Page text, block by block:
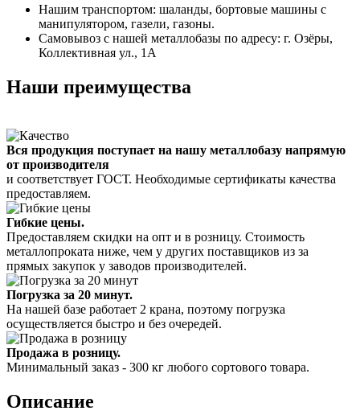
Нашим транспортом: шаланды, бортовые машины с
манипулятором, газели, газоны.
Самовывоз с нашей металлобазы по адресу: г. Озёры,
Коллективная ул., 1А
Наши преимущества
Вся продукция поступает на нашу металлобазу напрямую
от производителя
и соответствует ГОСТ. Необходимые сертификаты качества
предоставляем.
Гибкие цены.
Предоставляем скидки на опт и в розницу. Стоимость
металлопроката ниже, чем у других поставщиков из за
прямых закупок у заводов производителей.
Погрузка за 20 минут.
На нашей базе работает 2 крана, поэтому погрузка
осуществляется быстро и без очередей.
Продажа в розницу.
Минимальный заказ - 300 кг любого сортового товара.
Описание